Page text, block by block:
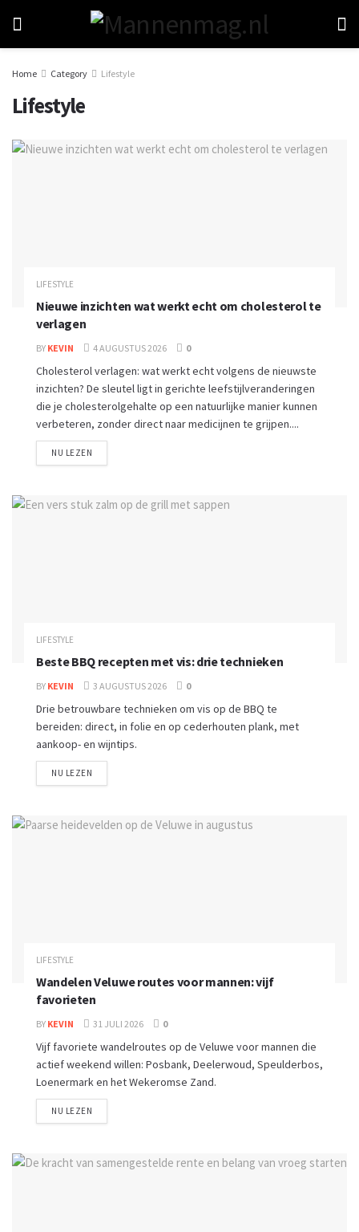
Home Category Lifestyle
Lifestyle
LIFESTYLE
Nieuwe inzichten wat werkt echt om cholesterol te
verlagen
BY KEVIN 4 AUGUSTUS 2026 0
Cholesterol verlagen: wat werkt echt volgens de nieuwste
inzichten? De sleutel ligt in gerichte leefstijlveranderingen
die je cholesterolgehalte op een natuurlijke manier kunnen
verbeteren, zonder direct naar medicijnen te grijpen....
NU LEZEN
LIFESTYLE
Beste BBQ recepten met vis: drie technieken
BY KEVIN 3 AUGUSTUS 2026 0
Drie betrouwbare technieken om vis op de BBQ te
bereiden: direct, in folie en op cederhouten plank, met
aankoop- en wijntips.
NU LEZEN
LIFESTYLE
Wandelen Veluwe routes voor mannen: vijf
favorieten
BY KEVIN 31 JULI 2026 0
Vijf favoriete wandelroutes op de Veluwe voor mannen die
actief weekend willen: Posbank, Deelerwoud, Speulderbos,
Loenermark en het Wekeromse Zand.
NU LEZEN